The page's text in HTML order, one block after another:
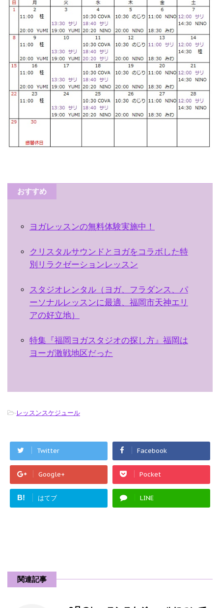
おすすめ
ヨガレッスンの無料体験実施中！
クリスタルサウンドとヨガをコラボした特
別リラクゼーションレッスン
スタジオレンタル（ヨガ、フラダンス、パ
ーソナルレッスンに最適、福岡市天神エリ
アの好立地）
特集『福岡ヨガスタジオの探し方』福岡は
ヨーガ激戦地区だった
-レッスンスケジュール
Twitter Facebook
Google+ Pocket
B! はてブ LINE
関連記事